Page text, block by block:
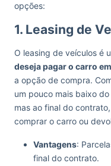
opções:
1. Leasing de
O leasing de veículos é
deseja pagar o carro
a opção de compra.
um pouco mais baixo
mas ao final do
comprar o carro ou
Vantagens:
final do contrato.